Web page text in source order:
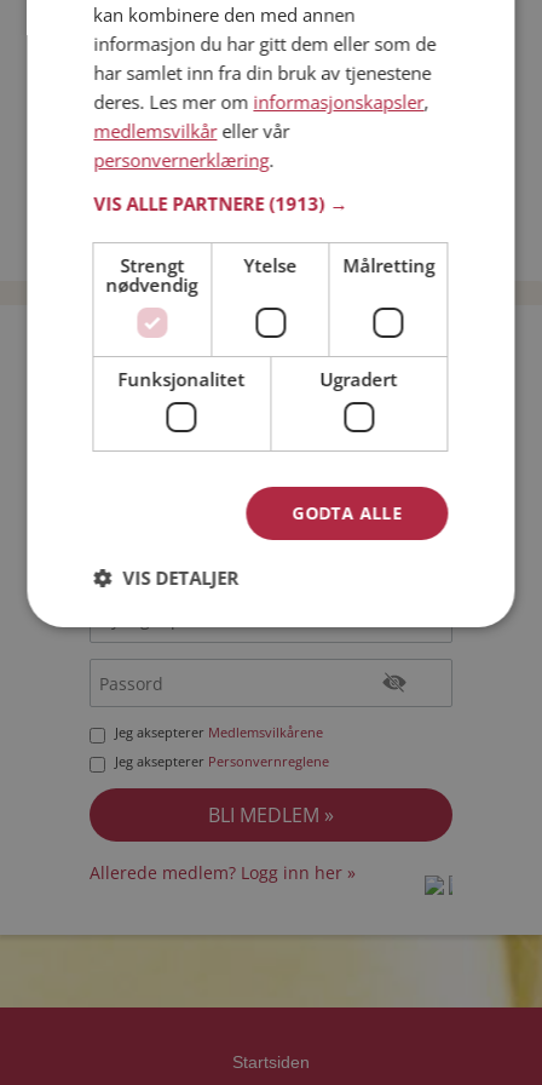
Dating på mobilen
Dating på Møteplassen
Nettdatingtips
Match Making på Møteplassen
Single synes
Date kvinner i Norge
Date menn i Norge
Bli medlem gratis!
Kvinne
Jeg aksepterer Medlemsvilkårene
Jeg aksepterer Personvernreglene
Allerede medlem? Logg inn her »
Startsiden
kan kombinere den med annen
informasjon du har gitt dem eller som de
har samlet inn fra din bruk av tjenestene
deres. Les mer om informasjonskapsler,
medlemsvilkåreller vår
personvernerklæring.
VIS ALLE PARTNERE(1913) →
Strengt
nødvendig
Ytelse Målretting
Funksjonalitet Ugradert
GODTA ALLE
VIS DETALJER